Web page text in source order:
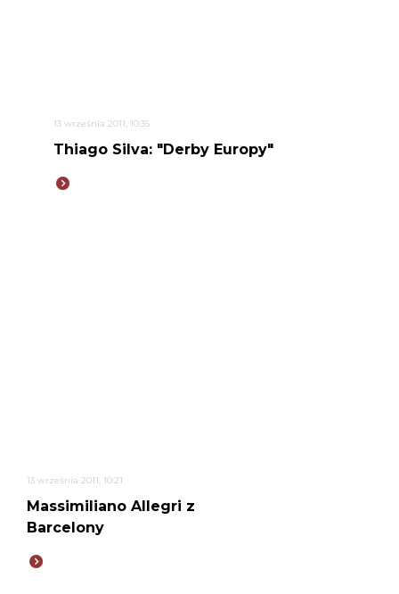
13 września 2011, 10:35
Thiago Silva: "Derby Europy"
13 września 2011, 10:21
Massimiliano Allegri z
Barcelony